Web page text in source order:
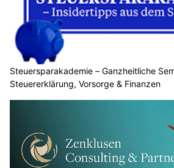
Steuersparakademie – Ganzheitliche
Steuererklärung, Vorsorge & Finanzen